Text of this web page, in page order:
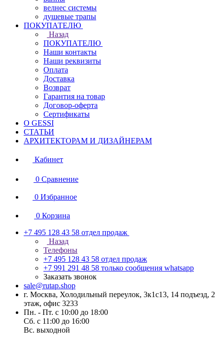
велнес системы
душевые трапы
ПОКУПАТЕЛЮ
Назад
ПОКУПАТЕЛЮ
Наши контакты
Наши реквизиты
Оплата
Доставка
Возврат
Гарантия на товар
Договор-оферта
Сертификаты
О GESSI
СТАТЬИ
АРХИТЕКТОРАМ И ДИЗАЙНЕРАМ
Кабинет
0 Сравнение
0 Избранное
0 Корзина
+7 495 128 43 58 отдел продаж
Назад
Телефоны
+7 495 128 43 58 отдел продаж
+7 991 291 48 58 только сообщения whatsapp
Заказать звонок
sale@rutap.shop
г. Москва, Холодильный переулок, 3к1с13, 14 подъезд, 2
этаж, офис 3233
Пн. - Пт. с 10:00 до 18:00
Сб. с 11:00 до 16:00
Вс. выходной